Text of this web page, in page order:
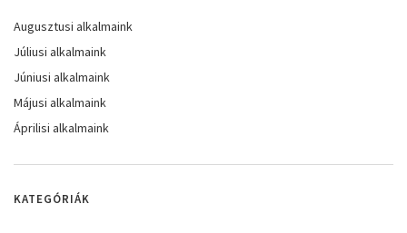
Augusztusi alkalmaink
Júliusi alkalmaink
Júniusi alkalmaink
Májusi alkalmaink
Áprilisi alkalmaink
KATEGÓRIÁK